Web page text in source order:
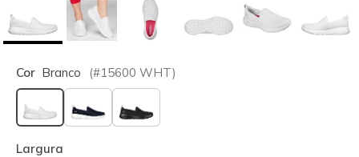
Cor Branco (#15600 WHT)
selecionado
Largura